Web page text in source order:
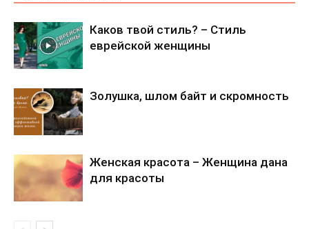
Каков твой стиль? – Стиль
еврейской женщины
Золушка, шлом байт и скромность
Женская красота – Женщина дана
для красоты